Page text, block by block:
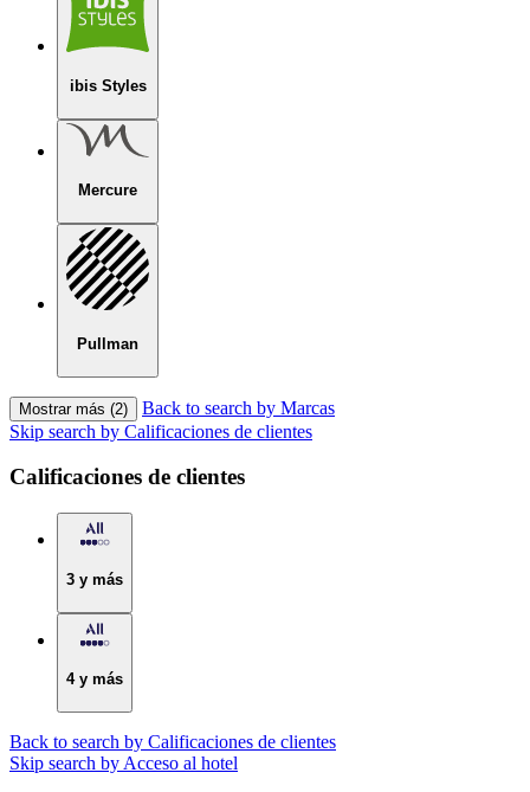
ibis Styles
Mercure
Pullman
Mostrar más (2)
Back to search by Marcas
Skip search by Calificaciones de clientes
Calificaciones de clientes
3 y más
4 y más
Back to search by Calificaciones de clientes
Skip search by Acceso al hotel